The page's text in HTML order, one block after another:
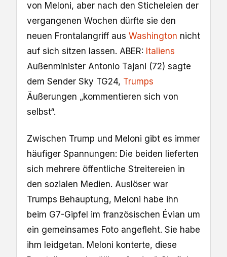
von Meloni, aber nach den Sticheleien der
vergangenen Wochen dürfte sie den
neuen Frontalangriff aus Washington nicht
auf sich sitzen lassen. ABER: Italiens
Außenminister Antonio Tajani (72) sagte
dem Sender Sky TG24, Trumps
Äußerungen „kommentieren sich von
selbst“.
Zwischen Trump und Meloni gibt es immer
häufiger Spannungen: Die beiden lieferten
sich mehrere öffentliche Streitereien in
den sozialen Medien. Auslöser war
Trumps Behauptung, Meloni habe ihn
beim G7-Gipfel im französischen Évian um
ein gemeinsames Foto angefleht. Sie habe
ihm leidgetan. Meloni konterte, diese